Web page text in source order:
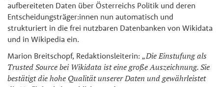
aufbereiteten Daten über Österreichs Politik und deren
Entscheidungsträger:innen nun automatisch und
strukturiert in die frei nutzbaren Datenbanken von Wikidata
und in Wikipedia ein.
Marion Breitschopf, Redaktionsleiterin: „Die Einstufung als
Trusted Source bei Wikidata ist eine große Auszeichnung. Sie
bestätigt die hohe Qualität unserer Daten und gewährleistet